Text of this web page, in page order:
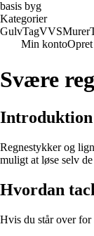
basis byg
Kategorier
GulvTagVVSMurer
Min konto
Svære
Introduktion
Regnestykker og
muligt at løse selv
Hvordan
Hvis du står over